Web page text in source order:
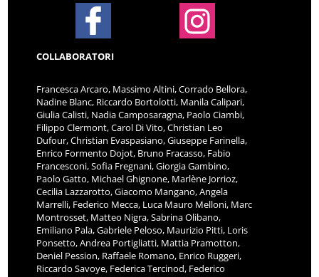
COLLABORATORI
Francesca Arcaro, Massimo Altini, Corrado Bellora,
Nadine Blanc, Riccardo Bortolotti, Manila Calipari,
Giulia Calisti, Nadia Camposaragna, Paolo Ciambi,
Filippo Clermont, Carol Di Vito, Christian Leo
Dufour, Christian Evaspasiano, Giuseppe Farinella,
Enrico Formento Dojot, Bruno Fracasso, Fabio
Francesconi, Sofia Fregnani, Giorgia Gambino,
Paolo Gatto, Michael Ghignone, Marlène Jorrioz,
Cecilia Lazzarotto, Giacomo Mangano, Angela
Marrelli, Federico Mecca, Luca Mauro Melloni, Marc
Montrosset, Matteo Nigra, Sabrina Olibano,
Emiliano Pala, Gabriele Peloso, Maurizio Pitti, Loris
Ponsetto, Andrea Portigliatti, Mattia Pramotton,
Deniel Pession, Raffaele Romano, Enrico Ruggeri,
Riccardo Savoye, Federica Tercinod, Federico